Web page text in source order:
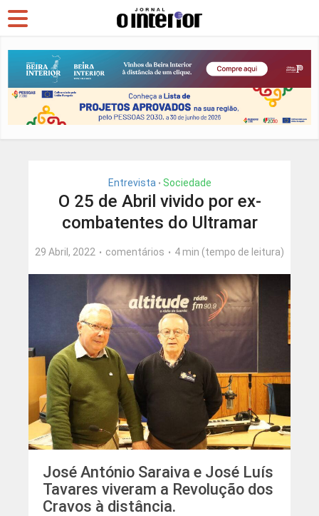
Entrevista • Sociedade
O 25 de Abril vivido por ex-
combatentes do Ultramar
29 Abril, 2022 comentários 4 min (tempo de leitura)
José António Saraiva e José Luís
Tavares viveram a Revolução dos
Cravos à distância.